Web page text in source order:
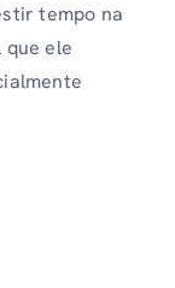
tempo na
ele